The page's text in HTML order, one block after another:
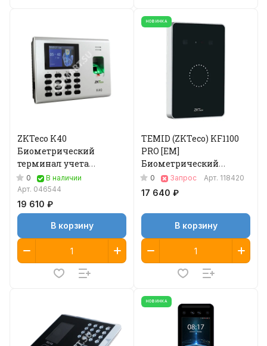
ZKTeco K40
Биометрический
терминал учета
рабочего времени
0
В наличии
Арт. 046544
19 610 ₽
В корзину
НОВИНКА
TEMID (ZKTeco) KF1100
PRO [EM]
Биометрический
терминал
0 Запрос Арт. 118420
17 640 ₽
В корзину
НОВИНКА